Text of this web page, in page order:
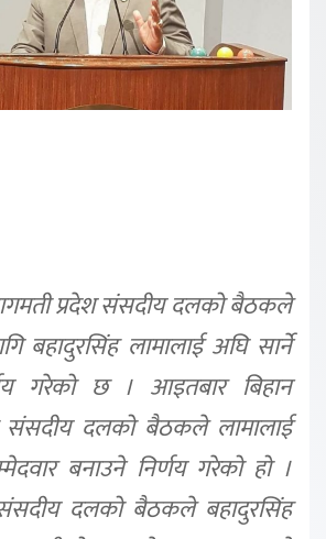
प्रदेश संसदीय दलको बैठकले
बहादुरसिंह लामालाई अघि सार्ने
गरेको छ । आइतबार बिहान
संसदीय दलको बैठकले लामालाई
बनाउने निर्णय गरेको हो ।
दलको बैठकले बहादुरसिंह